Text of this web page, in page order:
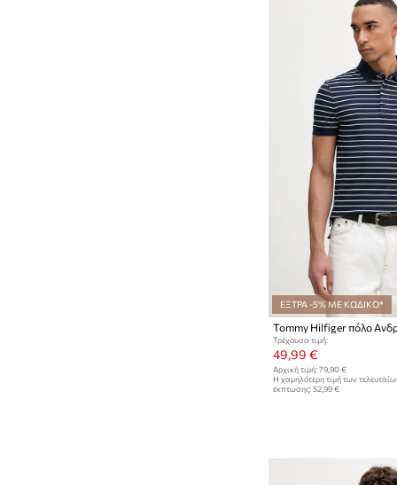
ΕΞΤΡΑ -5% ΜΕ ΚΩΔΙΚΟ*
Tommy Hilfiger πόλο
Τρέχουσα τιμή:
49,99 €
Αρχική τιμή: 79,90 €
Η χαμηλότερη τιμή των
έκπτωσης: 52,99 €